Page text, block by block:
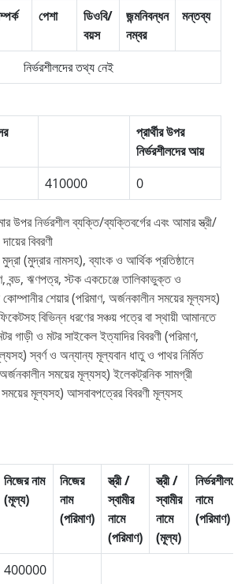
পেশা
ডিওবি/
বয়স
জন্মনিবন্ধন
নম্বর
মন্তব্য
নির্ভরশীলদের তথ্য নেই
প্রার্থীর উপর
নির্ভরশীলদের আয়
410000 0
নির্ভরশীল ব্যক্তি/ব্যক্তিবর্গের এবং আমার স্ত্রী/
বিবরণী
(মুদ্রার নামসহ), ব্যাংক ও আর্থিক প্রতিষ্ঠানে
বন্ড, ঋণপত্র, স্টক একচেঞ্জে তালিকাভুক্ত ও
শেয়ার (পরিমাণ, অর্জনকালীন সময়ের মূল্যসহ)
বিভিন্ন ধরণের সঞ্চয় পত্রে বা স্থায়ী আমানতে
গাড়ী ও মটর সাইকেল ইত্যাদির বিবরণী (পরিমাণ,
স্বর্ণ ও অন্যান্য মূল্যবান ধাতু ও পাথর নির্মিত
সময়ের মূল্যসহ) ইলেকট্রনিক সামগ্রী
সময়ের মূল্যসহ) আসবাবপত্রের বিবরণী মূল্যসহ
নিজের নাম
(মূল্য)
নিজের
নাম
(পরিমাণ)
স্ত্রী /
স্বামীর
নামে
(পরিমাণ)
স্ত্রী /
স্বামীর
নামে
(মূল্য)
নির্ভরশীলদের
নামে
(পরিমাণ)
400000